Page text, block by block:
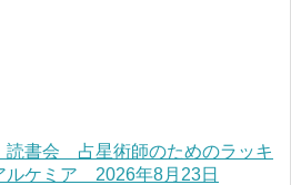
読書会 占星術師のためのラッキ
ケミア 2026年8月23日